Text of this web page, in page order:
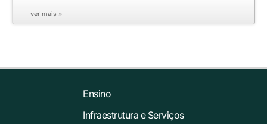
ver mais »
Ensino
Infraestrutura e Serviços